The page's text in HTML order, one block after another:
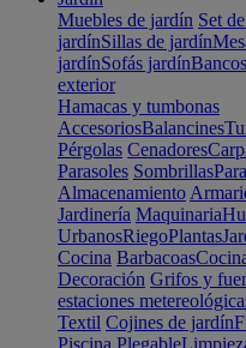
Muebles de jardín Set
jardínSillas de jardín
jardínSofás jardín
exterior
Hamacas y tumbonas
AccesoriosBalancines
Pérgolas Cenadores
Parasoles Sombrillas
Almacenamiento
Jardinería Maquinaria
UrbanosRiegoPlantas
Cocina Barbacoas
Decoración Grifos y
estaciones
Textil Cojines de jardín
Piscina Plegable